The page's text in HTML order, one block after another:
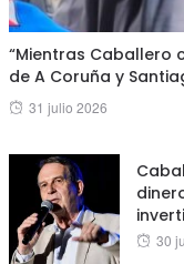
“Mientras Caballero
de A Coruña y
Posted
31 julio 2026
30